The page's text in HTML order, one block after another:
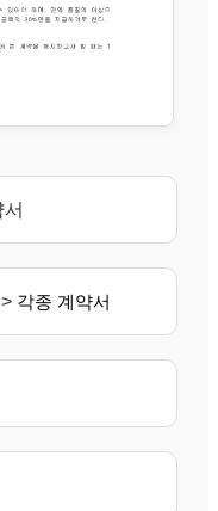
> 각종 계약서